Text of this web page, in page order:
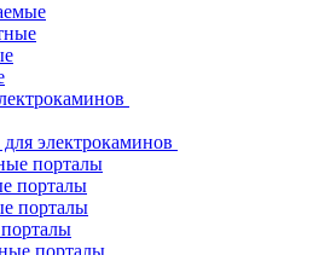
электрокаминов
порталы
порталы
порталы
порталы